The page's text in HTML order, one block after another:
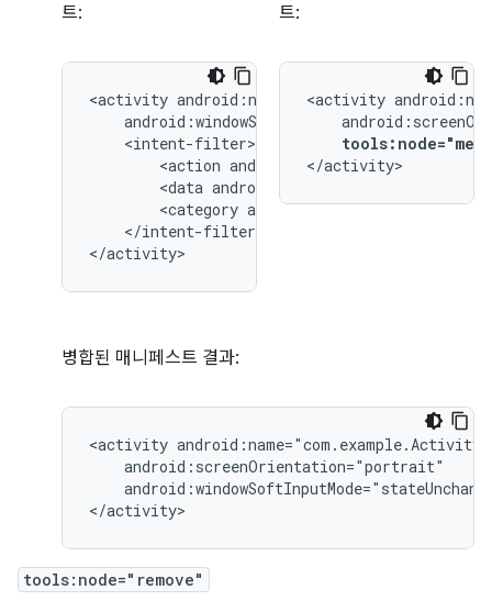
트:
<activity
<action
<data android:type="image/*"
<category
</intent-filter>
</activity>
트:
<activity
</activity>
병합된 매니페스트 결과:
<activity
</activity>
tools:node="remove"